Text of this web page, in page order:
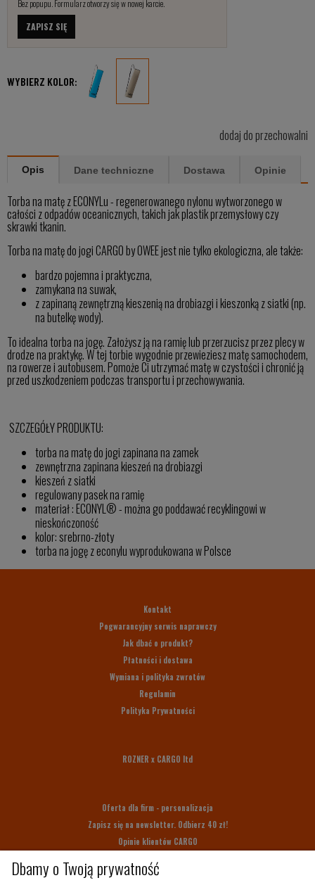
Bez popupu. Formularz otworzy się w nowej karcie.
ZAPISZ SIĘ
WYBIERZ KOLOR:
dodaj do przechowalni
Opis Dane techniczne Dostawa Opinie
Torba na matę z ECONYLu - regenerowanego nylonu wytworzonego w
całości z odpadów oceanicznych, takich jak plastik przemysłowy czy
skrawki tkanin.
Torba na matę do jogi CARGO by OWEE jest nie tylko ekologiczna, ale także:
bardzo pojemna i praktyczna,
zamykana na suwak,
z zapinaną zewnętrzną kieszenią na drobiazgi i kieszonką z siatki (np.
na butelkę wody).
To idealna torba na jogę. Założysz ją na ramię lub przerzucisz przez plecy w
drodze na praktykę. W tej torbie wygodnie przewieziesz matę samochodem,
na rowerze i autobusem. Pomoże Ci utrzymać matę w czystości i chronić ją
przed uszkodzeniem podczas transportu i przechowywania.
SZCZEGÓŁY PRODUKTU:
torba na matę do jogi zapinana na zamek
zewnętrzna zapinana kieszeń na drobiazgi
kieszeń z siatki
regulowany pasek na ramię
materiał : ECONYL® - można go poddawać recyklingowi w
nieskończoność
kolor: srebrno-złoty
torba na jogę z econylu wyprodukowana w Polsce
Kontakt
Pogwarancyjny serwis naprawczy
Jak dbać o produkt?
Płatności i dostawa
Wymiana i polityka zwrotów
Regulamin
Polityka Prywatności
ROZNER x CARGO ltd
Oferta dla firm - personalizacja
Zapisz się na newsletter. Odbierz 40 zł!
Opinie klientów CARGO
Na prezent
Dbamy o Twoją prywatność